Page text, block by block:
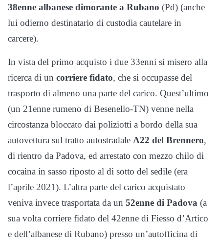
38enne albanese dimorante a Rubano (Pd) (anche
lui odierno destinatario di custodia cautelare in
carcere).
In vista del primo acquisto i due 33enni si misero alla
ricerca di un corriere fidato, che si occupasse del
trasporto di almeno una parte del carico. Quest’ultimo
(un 21enne rumeno di Besenello-TN) venne nella
circostanza bloccato dai poliziotti a bordo della sua
autovettura sul tratto autostradale A22 del Brennero,
di rientro da Padova, ed arrestato con mezzo chilo di
cocaina in sasso riposto al di sotto del sedile (era
l’aprile 2021). L’altra parte del carico acquistato
veniva invece trasportata da un 52enne di Padova (a
sua volta corriere fidato del 42enne di Fiesso d’Artico
e dell’albanese di Rubano) presso un’autofficina di